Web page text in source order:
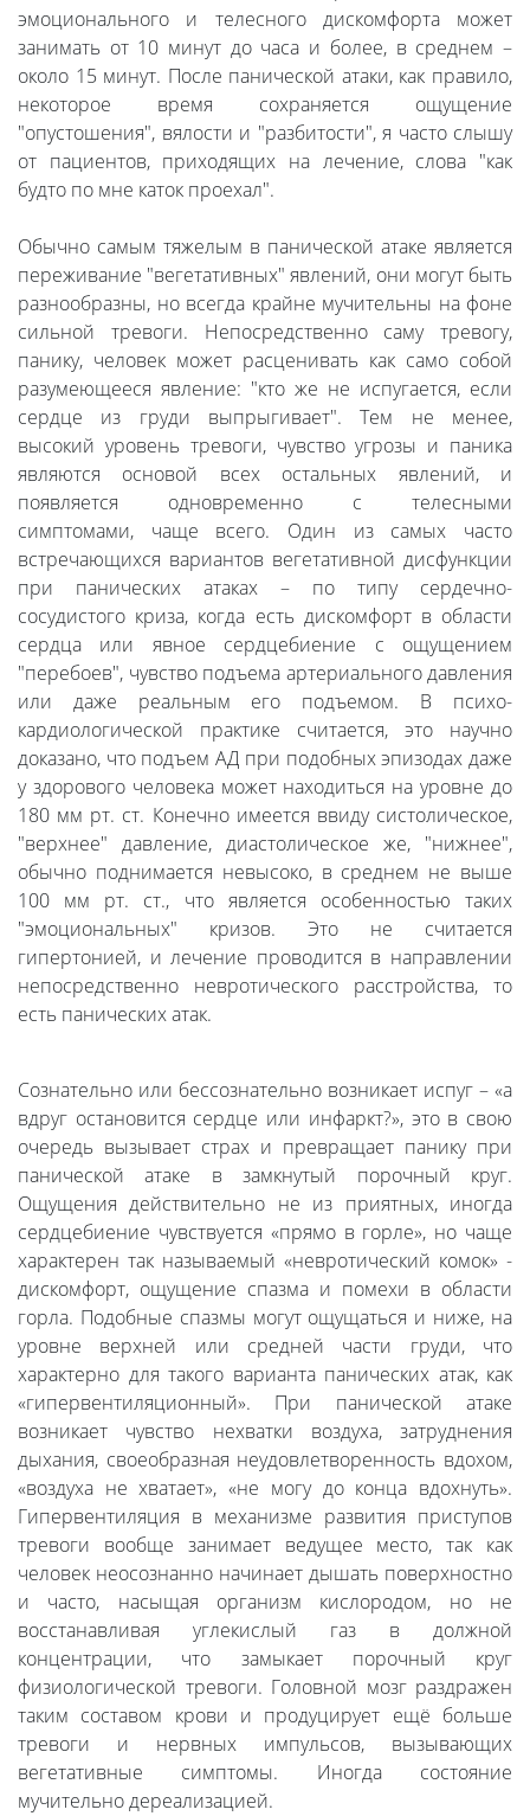
эмоционального и телесного дискомфорта может
занимать от 10 минут до часа и более, в среднем –
около 15 минут. После панической атаки, как правило,
некоторое время сохраняется ощущение
"опустошения", вялости и "разбитости", я часто слышу
от пациентов, приходящих на лечение, слова "как
будто по мне каток проехал".
Обычно самым тяжелым в панической атаке является
переживание "вегетативных" явлений, они могут быть
разнообразны, но всегда крайне мучительны на фоне
сильной тревоги. Непосредственно саму тревогу,
панику, человек может расценивать как само собой
разумеющееся явление: "кто же не испугается, если
сердце из груди выпрыгивает". Тем не менее,
высокий уровень тревоги, чувство угрозы и паника
являются основой всех остальных явлений, и
появляется одновременно с телесными
симптомами, чаще всего. Один из самых часто
встречающихся вариантов вегетативной дисфункции
при панических атаках – по типу сердечно-
сосудистого криза, когда есть дискомфорт в области
сердца или явное сердцебиение с ощущением
"перебоев", чувство подъема артериального давления
или даже реальным его подъемом. В психо-
кардиологической практике считается, это научно
доказано, что подъем АД при подобных эпизодах даже
у здорового человека может находиться на уровне до
180 мм рт. ст. Конечно имеется ввиду систолическое,
"верхнее" давление, диастолическое же, "нижнее",
обычно поднимается невысоко, в среднем не выше
100 мм рт. ст., что является особенностью таких
"эмоциональных" кризов. Это не считается
гипертонией, и лечение проводится в направлении
непосредственно невротического расстройства, то
есть панических атак.
Сознательно или бессознательно возникает испуг – «а
вдруг остановится сердце или инфаркт?», это в свою
очередь вызывает страх и превращает панику при
панической атаке в замкнутый порочный круг.
Ощущения действительно не из приятных, иногда
сердцебиение чувствуется «прямо в горле», но чаще
характерен так называемый «невротический комок» -
дискомфорт, ощущение спазма и помехи в области
горла. Подобные спазмы могут ощущаться и ниже, на
уровне верхней или средней части груди, что
характерно для такого варианта панических атак, как
«гипервентиляционный». При панической атаке
возникает чувство нехватки воздуха, затруднения
дыхания, своеобразная неудовлетворенность вдохом,
«воздуха не хватает», «не могу до конца вдохнуть».
Гипервентиляция в механизме развития приступов
тревоги вообще занимает ведущее место, так как
человек неосознанно начинает дышать поверхностно
и часто, насыщая организм кислородом, но не
восстанавливая углекислый газ в должной
концентрации, что замыкает порочный круг
физиологической тревоги. Головной мозг раздражен
таким составом крови и продуцирует ещё больше
тревоги и нервных импульсов, вызывающих
вегетативные симптомы. Иногда состояние
мучительно дереализацией.